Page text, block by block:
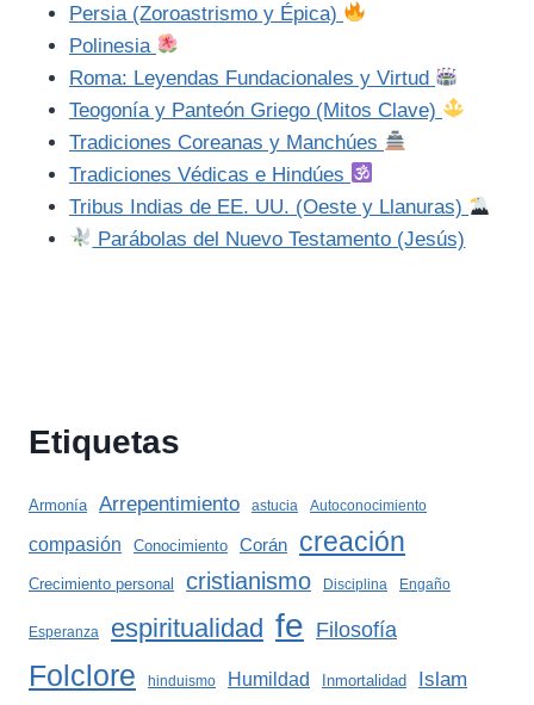
Persia (Zoroastrismo y Épica)
Polinesia
Roma: Leyendas Fundacionales y Virtud
Teogonía y Panteón Griego (Mitos Clave)
Tradiciones Coreanas y Manchúes
Tradiciones Védicas e Hindúes
Tribus Indias de EE. UU. (Oeste y Llanuras)
Parábolas del Nuevo Testamento (Jesús)
Etiquetas
Armonía Arrepentimiento astucia Autoconocimiento
compasión Conocimiento Corán creación
Crecimiento personal cristianismo Disciplina Engaño
Esperanza espiritualidad fe Filosofía
Folclore hinduismo Humildad Inmortalidad Islam